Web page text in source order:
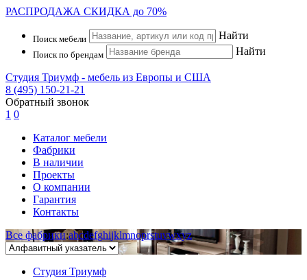
РАСПРОДАЖА СКИДКА до 70%
Поиск мебели Найти
Поиск по брендам Найти
Студия Триумф - мебель из Европы и США
8 (495) 150-21-21
Обратный звонок
1 0
Каталог мебели
Фабрики
В наличии
Проекты
О компании
Гарантия
Контакты
Все фабрики:abcdefghijklmnoprstuvwxyz
Студия Триумф